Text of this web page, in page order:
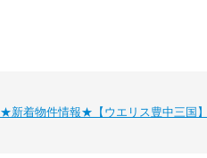
★新着物件情報★【ウエリス豊中三国】